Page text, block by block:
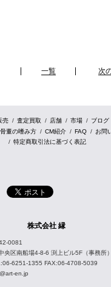
一覧 次
売 査定買取 店舗 市場 ブログ
骨董の嗜み方 CM紹介 FAQ
お問
特定商取引法に基づく表記
株式会社 縁
0081
央区南船場4-8-6 渕上ビル5F（事務所）
6251-1355 FAX:06-4708-5039
en.jp